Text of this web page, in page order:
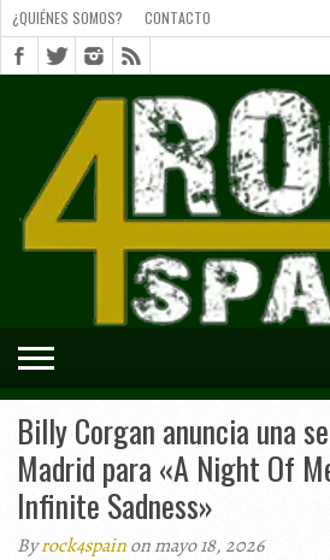
SOMOS?
CONTACTO
SHORTS
¿QUIÉNES SOMOS? CONTACTO
Billy Corgan anuncia una
Madrid para «A Night Of
Infinite Sadness»
Byrock4spainon mayo 18, 2026